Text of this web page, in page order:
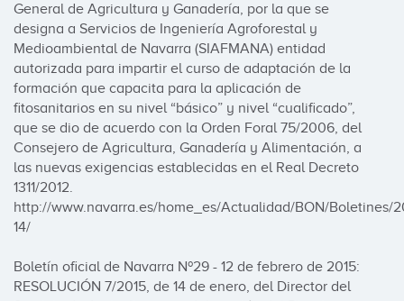
General de Agricultura y Ganadería, por la que se
designa a Servicios de Ingeniería Agroforestal y
Medioambiental de Navarra (SIAFMANA) entidad
autorizada para impartir el curso de adaptación de la
formación que capacita para la aplicación de
fitosanitarios en su nivel “básico” y nivel “cualificado”,
que se dio de acuerdo con la Orden Foral 75/2006, del
Consejero de Agricultura, Ganadería y Alimentación, a
las nuevas exigencias establecidas en el Real Decreto
1311/2012.
http://www.navarra.es/home_es/Actualidad/BON/Boletines/
14/
Boletín oficial de Navarra Nº29 - 12 de febrero de 2015:
RESOLUCIÓN 7/2015, de 14 de enero, del Director del